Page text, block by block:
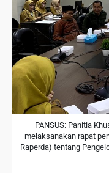
PANSUS: Panitia
melaksanakan rapat
Raperda) tentang